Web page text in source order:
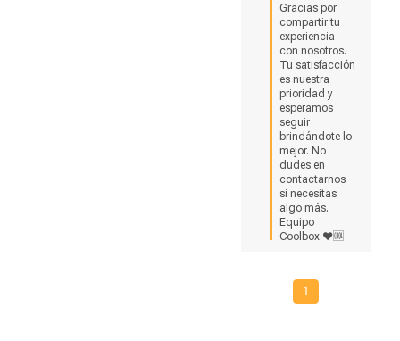
Gracias por
compartir tu
experiencia
con nosotros.
Tu satisfacción
es nuestra
prioridad y
esperamos
seguir
brindándote lo
mejor. No
dudes en
contactarnos
si necesitas
algo más.
Equipo
Coolbox ❤🆒
1